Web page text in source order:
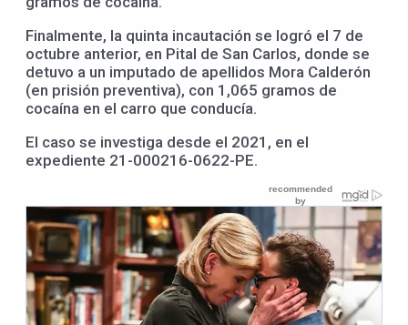
Finalmente, la quinta incautación se logró el 7 de
octubre anterior, en Pital de San Carlos, donde se
detuvo a un imputado de apellidos Mora Calderón
(en prisión preventiva), con 1,065 gramos de
cocaína en el carro que conducía.
El caso se investiga desde el 2021, en el
expediente 21-000216-0622-PE.